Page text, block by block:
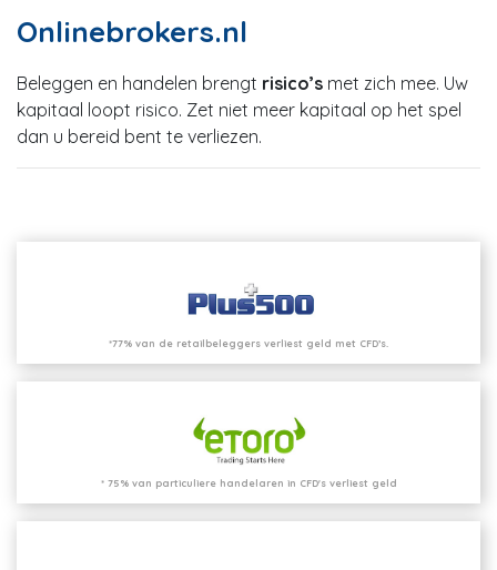
Onlinebrokers.nl
Beleggen en handelen brengt risico’s met zich mee. Uw
kapitaal loopt risico. Zet niet meer kapitaal op het spel
dan u bereid bent te verliezen.
*77% van de retailbeleggers verliest geld met CFD’s.
* 75% van particuliere handelaren in CFD's verliest geld